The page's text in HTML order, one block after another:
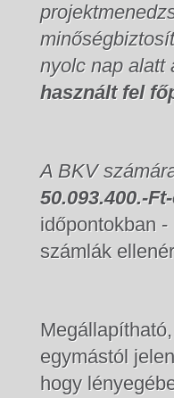
nyolc nap alatt
használt fel
A BKV
50.093.400.-
időpontokban
számlák
egymástól
hogy